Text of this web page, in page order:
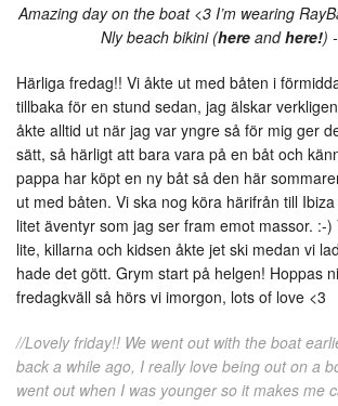
Amazing day on the boat <3 I’m wearing
Nly beach bikini (hereandhere!)
Härliga fredag!! Vi åkte ut med båten i
tillbaka för en stund sedan, jag älskar
åkte alltid ut när jag var yngre så för mig ger
sätt, så härligt att bara vara på en båt och
pappa har köpt en ny båt så den här
ut med båten. Vi ska nog köra härifrån till
litet äventyr som jag ser fram emot massor. :-
lite, killarna och kidsen åkte jet ski medan vi
hade det gött. Grym start på helgen! Hoppas
fredagkväll så hörs vi imorgon, lots of love <3
//Lovely friday!! We went out with the boat
back a while ago, I really love being out on a
went out when I was younger so it makes me